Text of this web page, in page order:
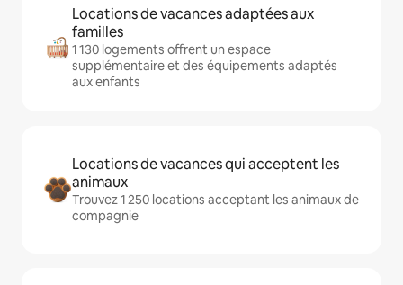
Locations de vacances adaptées aux
familles
1 130 logements offrent un espace
supplémentaire et des équipements adaptés
aux enfants
Locations de vacances qui acceptent les
animaux
Trouvez 1 250 locations acceptant les animaux de
compagnie